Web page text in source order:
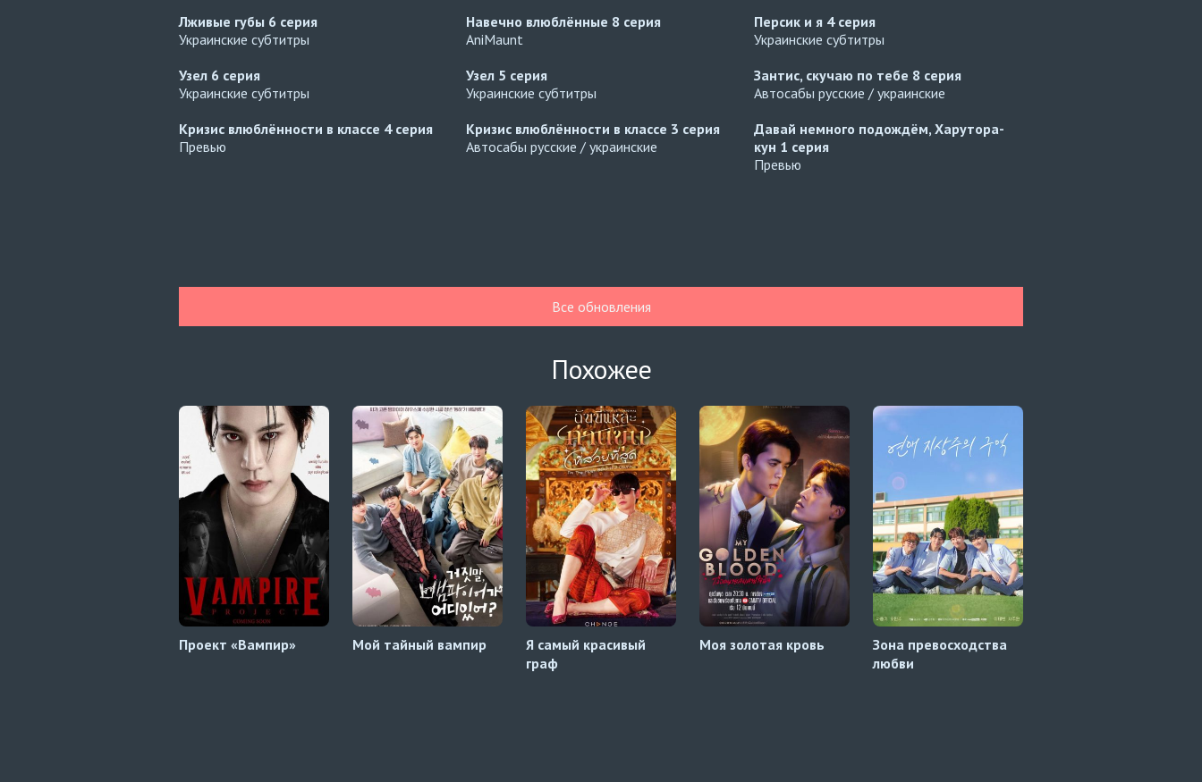
Лживые губы 6 серия
Украинские субтитры
Навечно влюблённые 8 серия
AniMaunt
Персик и я 4 серия
Украинские субтитры
Узел 6 серия
Украинские субтитры
Узел 5 серия
Украинские субтитры
Зантис, скучаю по тебе 8 серия
Автосабы русские / украинские
Кризис влюблённости в классе 4 серия
Превью
Кризис влюблённости в классе 3 серия
Автосабы русские / украинские
Давай немного подождём, Харутора-
кун 1 серия
Превью
Все обновления
Похожее
Проект «Вампир» Мой тайный вампир
Я самый красивый
граф
Моя золотая кровь
Зона превосходства
любви